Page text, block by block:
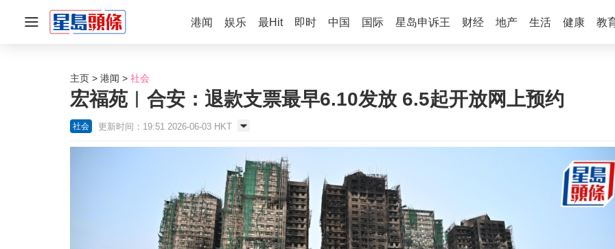
港闻 娱乐 最Hit 即时 中国 国际 星岛申诉王 财经 地产 生活 健康 教
主页 港闻 社会
宏福苑︱合安：退款支票最早6.10发放 6.5起开放网上预约
社会 更新时间：19:51 2026-06-03 HKT